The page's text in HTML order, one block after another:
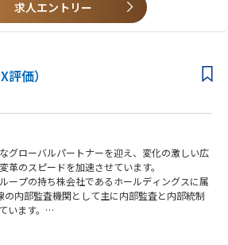
窓口としてクライアント課題を把握、提案、報
ョン力
クションし、提案/運用を遂行できる能力
求人エントリー
価）
グローバルパートナーを迎え、変化の激しい広
革のスピードを加速させています。
ープの持ち株会社であるホールディングスに属
の内部監査機関として主に内部監査と内部統制
います。
して、以下業務に従事頂ける方を募集していま